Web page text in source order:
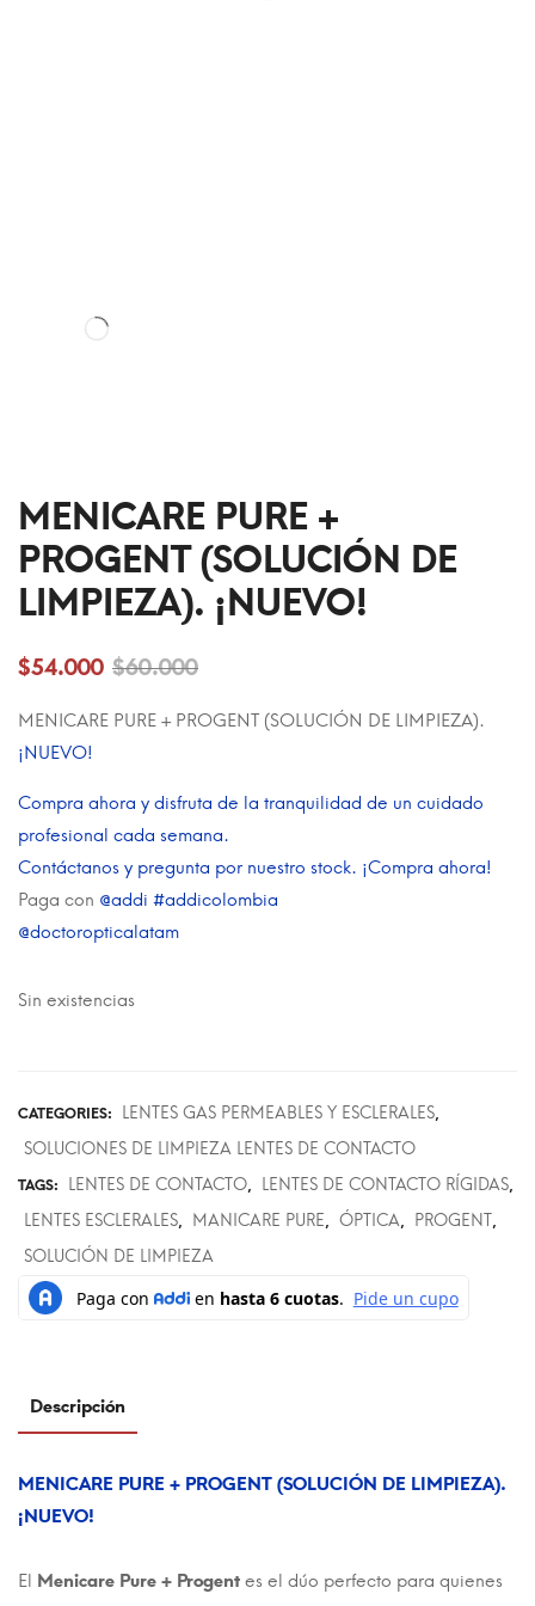
MENICARE PURE +
PROGENT (SOLUCIÓN DE
LIMPIEZA). ¡NUEVO!
$60.000
$54.000
MENICARE PURE + PROGENT (SOLUCIÓN DE LIMPIEZA).
¡NUEVO!
Compra ahora y disfruta de la tranquilidad de un cuidado
profesional cada semana.
Contáctanos y pregunta por nuestro stock. ¡Compra ahora!
Paga con @addi #addicolombia
@doctoropticalatam
Sin existencias
CATEGORIES: LENTES GAS PERMEABLES Y ESCLERALES,
SOLUCIONES DE LIMPIEZA LENTES DE CONTACTO
TAGS: LENTES DE CONTACTO, LENTES DE CONTACTO RÍGIDAS,
LENTES ESCLERALES, MANICARE PURE, ÓPTICA, PROGENT,
SOLUCIÓN DE LIMPIEZA
Descripción
MENICARE PURE + PROGENT (SOLUCIÓN DE LIMPIEZA).
¡NUEVO!
El Menicare Pure + Progent es el dúo perfecto para quienes